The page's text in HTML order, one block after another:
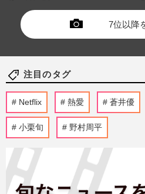
7位以降
注目のタグ
Netflix 熱愛 蒼井優
小栗旬 野村周平